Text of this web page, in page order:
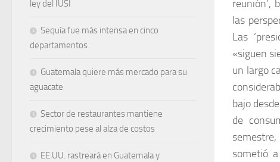
reunión’,
las
Las
«siguen
un largo
bajo
de
sometió
ley del IUSI
Sequía fue más intensa en cinco
departamentos
Guatemala quiere más mercado para su
aguacate
Sector de restaurantes mantiene
crecimiento pese al alza de costos
EE.UU. rastreará en Guatemala y